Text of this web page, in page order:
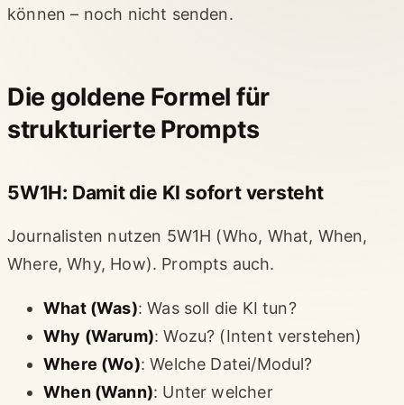
können – noch nicht senden.
Die goldene Formel für
strukturierte Prompts
5W1H: Damit die KI sofort versteht
Journalisten nutzen 5W1H (Who, What, When,
Where, Why, How). Prompts auch.
What (Was): Was soll die KI tun?
Why (Warum): Wozu? (Intent verstehen)
Where (Wo): Welche Datei/Modul?
When (Wann): Unter welcher